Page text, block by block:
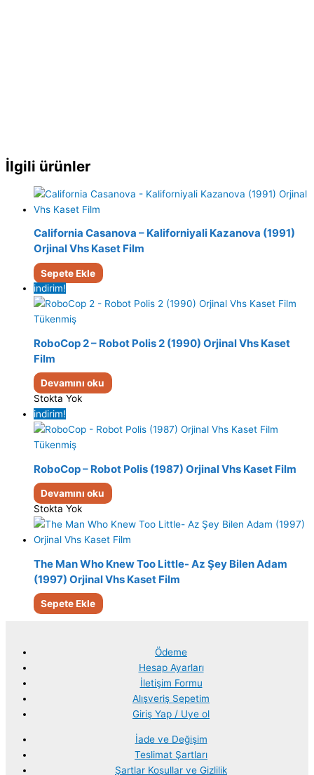
İlgili ürünler
California Casanova – Kaliforniyali Kazanova (1991)
Orjinal Vhs Kaset Film
Sepete Ekle
indirim!
Tükenmiş
RoboCop 2 – Robot Polis 2 (1990) Orjinal Vhs Kaset
Film
Devamını oku
Stokta Yok
indirim!
Tükenmiş
RoboCop – Robot Polis (1987) Orjinal Vhs Kaset Film
Devamını oku
Stokta Yok
The Man Who Knew Too Little- Az Şey Bilen Adam
(1997) Orjinal Vhs Kaset Film
Sepete Ekle
Ödeme
Hesap Ayarları
İletişim Formu
Alışveriş Sepetim
Giriş Yap / Uye ol
İade ve Değişim
Teslimat Şartları
Şartlar Koşullar ve Gizlilik